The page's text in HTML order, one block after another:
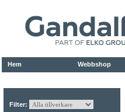
Hem Webbshop
Filter: